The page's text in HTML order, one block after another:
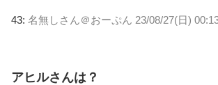
43: 名無しさん＠おーぷん 23/08/27(日)
アヒルさんは？